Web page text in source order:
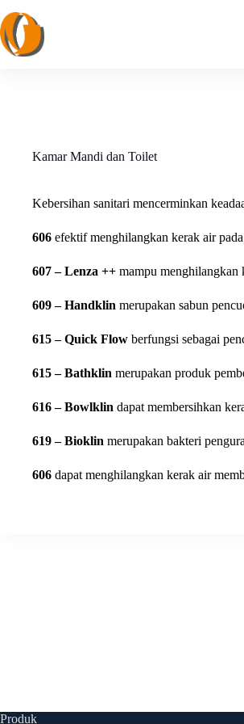
to
content
Kamar Mandi dan Toilet
Kebersihan sanitari mencerminkan
606 efektif menghilangkan kerak air
607 – Lenza ++ mampu menghilangkan
609 – Handklin merupakan sabun
615 – Quick Flow berfungsi sebagai
615 – Bathklin merupakan produk
616 – Bowlklin dapat membersihkan
619 – Bioklin merupakan bakteri
606 dapat menghilangkan kerak air
Produk